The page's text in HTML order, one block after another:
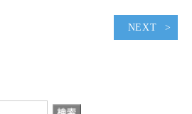
NEXT